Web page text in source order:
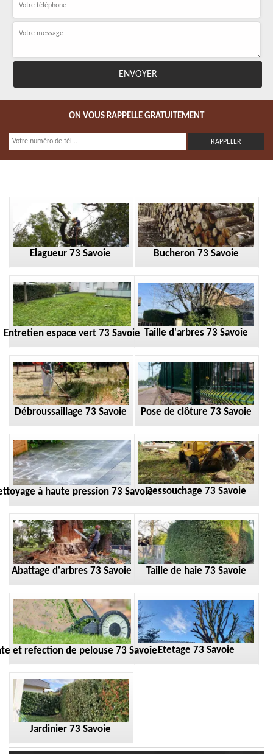
ON VOUS RAPPELLE GRATUITEMENT
Elagueur 73 Savoie Bucheron 73 Savoie
Entretien espace vert 73 Savoie Taille d'arbres 73 Savoie
Débroussaillage 73 Savoie Pose de clôture 73 Savoie
à haute pression 73 SavoieDessouchage 73 Savoie
Abattage d'arbres 73 Savoie Taille de haie 73 Savoie
et refection de pelouse 73 Savoie Etetage 73 Savoie
Jardinier 73 Savoie